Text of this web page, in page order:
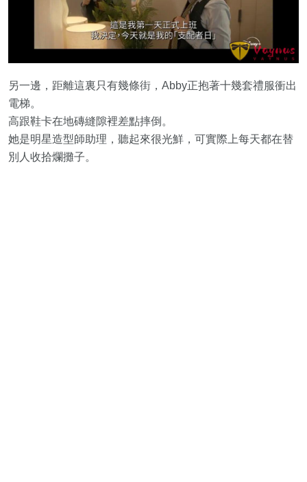
另一邊，距離這裏只有幾條街，Abby正抱著十幾套禮服衝出
電梯。
高跟鞋卡在地磚縫隙裡差點摔倒。
她是明星造型師助理，聽起來很光鮮，可實際上每天都在替
別人收拾爛攤子。